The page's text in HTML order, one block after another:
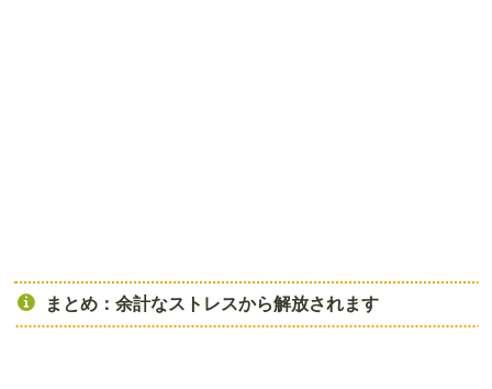
まとめ：余計なストレスから解放されます